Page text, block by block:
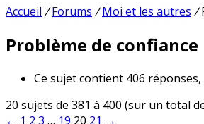
Accueil / Forums / Moi et les autres /
Problème de confiance
Ce sujet contient 406
20 sujets de 381 à 400 (sur un total
← 1 2 3 … 19 20 21 →